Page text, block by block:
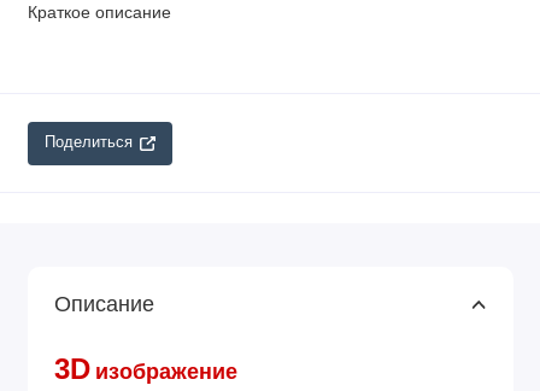
Краткое описание
Поделиться
Описание
3D изображение